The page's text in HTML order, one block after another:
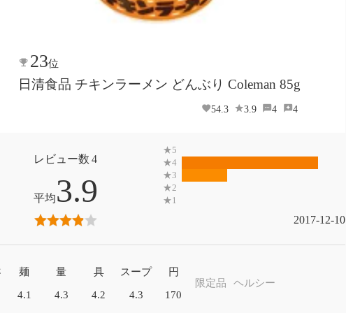
23位
日清食品 チキンラーメン どんぶり Coleman 85g
54.3 3.9 4 4
4
3.9
2017-12-10
麺
4.1
量
4.3
具
4.2
スープ
4.3
円
170
限定品 ヘルシー